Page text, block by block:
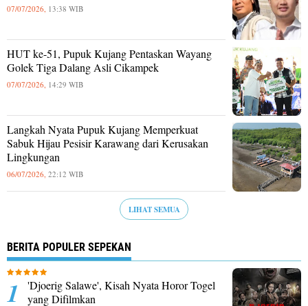
07/07/2026, 13:38 WIB
HUT ke-51, Pupuk Kujang Pentaskan Wayang
Golek Tiga Dalang Asli Cikampek
07/07/2026, 14:29 WIB
Langkah Nyata Pupuk Kujang Memperkuat
Sabuk Hijau Pesisir Karawang dari Kerusakan
Lingkungan
06/07/2026, 22:12 WIB
LIHAT SEMUA
BERITA POPULER SEPEKAN
'Djoerig Salawe', Kisah Nyata Horor Togel
yang Difilmkan